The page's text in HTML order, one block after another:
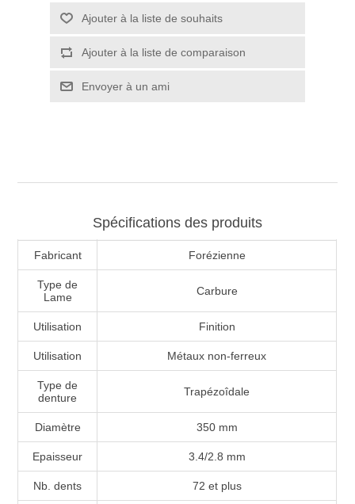
Spécifications des produits
Fabricant Forézienne
Type de
Lame
Carbure
Utilisation Finition
Utilisation Métaux non-ferreux
Type de
denture
Trapézoîdale
Diamètre 350 mm
Epaisseur 3.4/2.8 mm
Nb. dents 72 et plus